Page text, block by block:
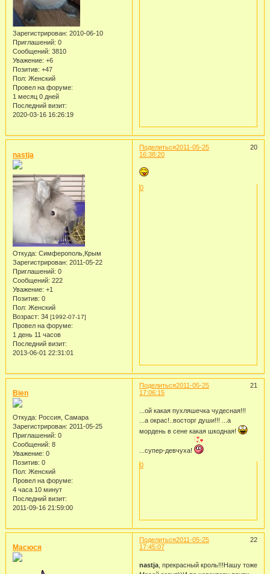
Зарегистрирован: 2010-06-10
Приглашений: 0
Сообщений: 3810
Уважение: +6
Позитив: +47
Пол: Женский
Провел на форуме:
1 месяц 0 дней
Последний визит:
2020-03-16 16:26:19
Поделиться 20
2011-05-25
16:38:20
nastja
Откуда: Симферополь,Крым
Зарегистрирован: 2011-05-22
Приглашений: 0
Сообщений: 222
Уважение: +1
Позитив: 0
Пол: Женский
Возраст: 34 [1992-07-17]
Провел на форуме:
1 день 11 часов
Последний визит:
2013-06-01 22:31:01
0
Поделиться 21
2011-05-25
17:06:15
Bien
Откуда: Россия, Самара
Зарегистрирован: 2011-05-25
Приглашений: 0
Сообщений: 8
Уважение: 0
Позитив: 0
Пол: Женский
Провел на форуме:
4 часа 10 минут
Последний визит:
2011-09-16 21:59:00
...ой какая пухляшечка чудесная!!!
...а окрас!..восторг души!!! ...а
мордень в сене какая шкодная!
...супер-девчуха!
0
Поделиться 22
2011-05-25
17:45:07
Масюся
nastja, прекрасный кроль!!!Нашу тоже